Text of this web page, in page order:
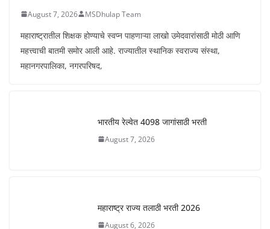
August 7, 2026 MSDhulap Team
महाराष्ट्रातील शिक्षक होण्याचे स्वप्न पाहणाऱ्या लाखो उमेदवारांसाठी मोठी आणि
महत्त्वाची बातमी समोर आली आहे. राज्यातील स्थानिक स्वराज्य संस्था,
महानगरपालिका, नगरपरिषद,
भारतीय रेल्वेत 4098 जागांसाठी भरती
August 7, 2026
महाराष्ट्र राज्य तलाठी भरती 2026
August 6, 2026